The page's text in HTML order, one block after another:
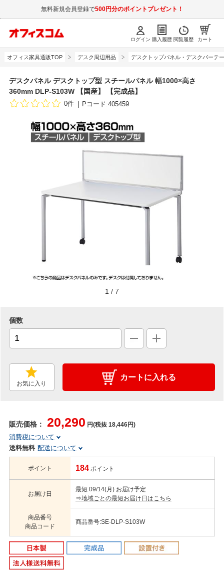
無料新規会員登録で500円分のポイントプレゼント！
ログイン 購入履歴 閲覧履歴 カート
オフィス家具通販TOP デスク周辺用品 デスクトップパネル・デスクパーテ
デスクパネル デスクトップ型 スチールパネル 幅1000×高さ
360mm DLP-S103W 【国産】 【完成品】
0件 Pコード:405459
1 / 7
個数
お気に入り
カートに入れる
販売価格： 20,290 円(税抜 18,446円)
消費税について
送料無料 配送について
ポイント 184 ポイント
お届け日
最短 09/14(月) お届け予定
⇒地域ごとの最短お届け日はこちら
商品番号
商品コード
商品番号:SE-DLP-S103W